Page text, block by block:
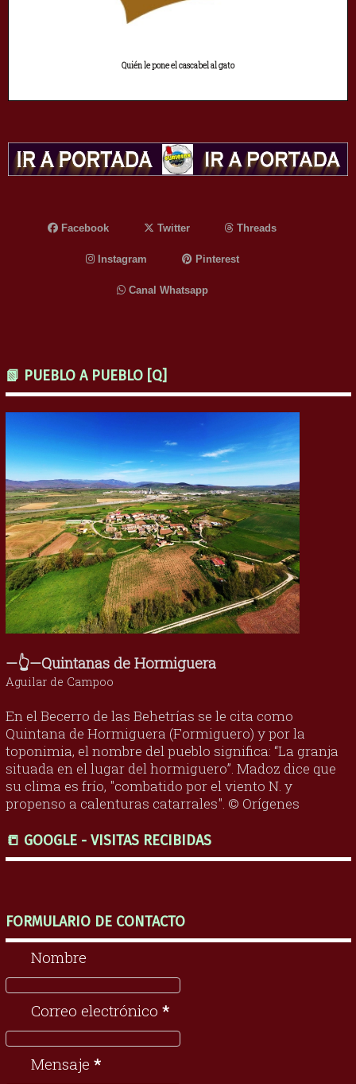
Quién le pone el cascabel al gato
Facebook Twitter Threads
Instagram Pinterest
Canal Whatsapp
📗 PUEBLO A PUEBLO [Q]
—👆—Quintanas de Hormiguera
Aguilar de Campoo
En el Becerro de las Behetrías se le cita como
Quintana de Hormiguera (Formiguero) y por la
toponimia, el nombre del pueblo significa: “La granja
situada en el lugar del hormiguero”. Madoz dice que
su clima es frío, "combatido por el viento N. y
propenso a calenturas catarrales". © Orígenes
📒 GOOGLE - VISITAS RECIBIDAS
FORMULARIO DE CONTACTO
Nombre
Correo electrónico *
Mensaje *